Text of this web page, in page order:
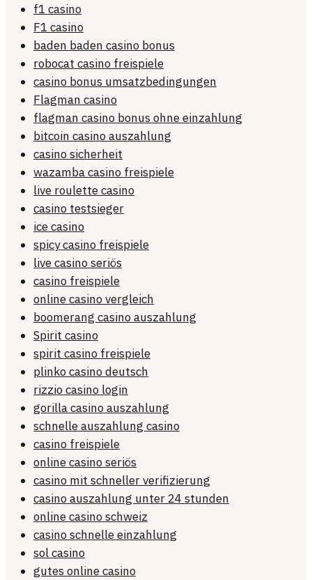
f1 casino
F1 casino
baden baden casino bonus
robocat casino freispiele
casino bonus umsatzbedingungen
Flagman casino
flagman casino bonus ohne einzahlung
bitcoin casino auszahlung
casino sicherheit
wazamba casino freispiele
live roulette casino
casino testsieger
ice casino
spicy casino freispiele
live casino seriös
casino freispiele
online casino vergleich
boomerang casino auszahlung
Spirit casino
spirit casino freispiele
plinko casino deutsch
rizzio casino login
gorilla casino auszahlung
schnelle auszahlung casino
casino freispiele
online casino seriös
casino mit schneller verifizierung
casino auszahlung unter 24 stunden
online casino schweiz
casino schnelle einzahlung
sol casino
gutes online casino